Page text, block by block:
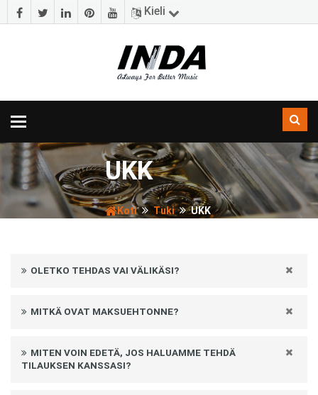
Kieli
Navigoinnin
UKK
Koti Tuki UKK
OLETKO TEHDAS VAI VÄLIKÄSI?
MITKÄ OVAT MAKSUEHTONNE?
MITEN VOIN EDETÄ, JOS HALUAMME TEHDÄ
TILAUKSEN KANSSASI?